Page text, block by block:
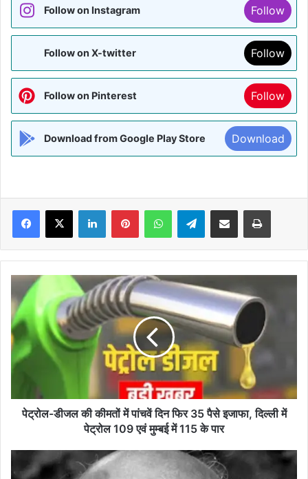
Follow on Instagram Follow
Follow on X-twitter Follow
Follow on Pinterest Follow
Download from Google Play Store Download
Facebook
X LinkedInPinterestWhatsAppTelegramShare via Email Print
पेट्रोल-
डीजल
की
कीमतों
में
पांचवें
दिन
35
पेट्रोल
पेट्रोल-डीजल की कीमतों में पांचवें दिन फिर 35 पैसे इजाफा, दिल्ली में
पेट्रोल 109 एवं मुम्बई में 115 के पार
सरदार
पटेल